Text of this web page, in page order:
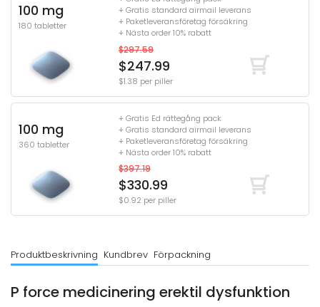
100 mg
180 tabletter
+ Gratis standard airmail leverans
+ Paketleveransföretag försäkring
+ Nästa order 10% rabatt
$297.59
$247.99
$1.38 per piller
100 mg
360 tabletter
+ Gratis Ed rättegång pack
+ Gratis standard airmail leverans
+ Paketleveransföretag försäkring
+ Nästa order 10% rabatt
$397.19
$330.99
$0.92 per piller
Produktbeskrivning Kundbrev Förpackning
P force medicinering erektil dysfunktion